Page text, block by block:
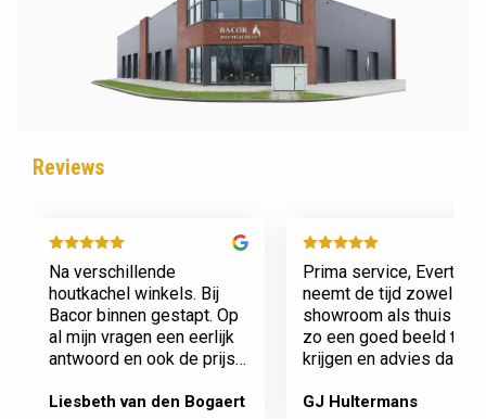
Reviews
Na verschillende
houtkachel winkels. Bij
Bacor binnen gestapt. Op
al mijn vragen een eerlijk
antwoord en ook de prijs
Afspraak is afspraak geen
Liesbeth van den Bogaert
Prima service, Evert
neemt de tijd zowel in
showroom als thuis om
zo een goed beeld te
krijgen en advies daarop
nieuwe kachel. Komt
GJ Hultermans